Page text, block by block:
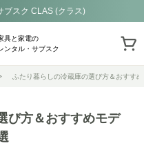
ブスク CLAS (クラス)
具と家電の
ンタル・サブスク
ふたり暮らしの冷蔵庫の選び方＆おすす
び方＆おすすめモデ